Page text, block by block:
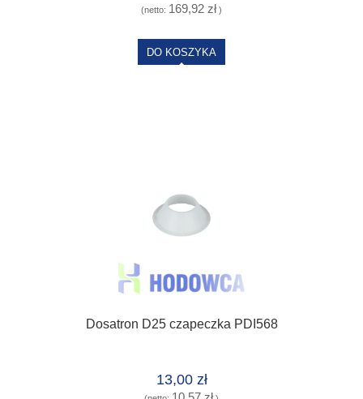
(netto: 169,92 zł)
DO KOSZYKA
Dosatron D25 czapeczka PDI568
13,00 zł